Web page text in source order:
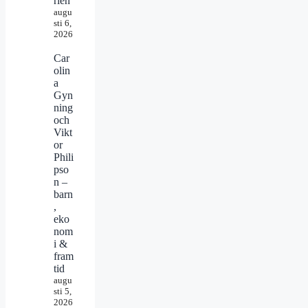
augu
sti 6,
2026
Car
olin
a
Gyn
ning
och
Vikt
or
Phili
pso
n –
barn
,
eko
nom
i &
fram
tid
augu
sti 5,
2026